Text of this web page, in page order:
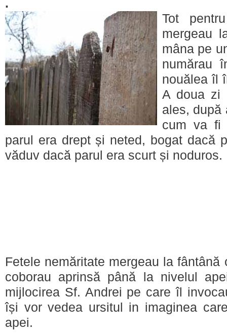
.
Tot
mergeau
mâna pe
numărau
nouălea îl
A doua zi
ales, după
cum va fi
parul era drept și neted, bogat dacă
văduv dacă parul era scurt și noduros.
Fetele nemăritate mergeau la
coborau aprinsă până la nivelul
mijlocirea Sf. Andrei pe care îl
își vor vedea ursitul in imaginea
apei.